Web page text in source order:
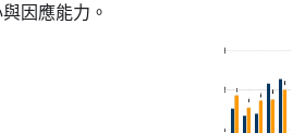
因應能力。